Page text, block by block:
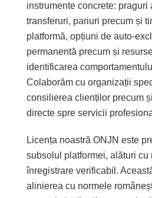
instrumente concrete: praguri
transferuri, pariuri precum și
platformă, opțiuni de auto-
permanentă precum și
identificarea
Colaborăm cu organizații
consilierea clienților precum
directe spre servicii
Licența noastră ONJN este
subsolul platformei, alături cu
înregistrare verificabil.
alinierea cu normele